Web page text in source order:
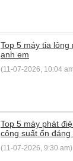
Top 5 máy tỉa
anh em
(11-07-2026, 10:04
Top 5 máy phát
công suất ổn
(11-07-2026, 9:30 am)